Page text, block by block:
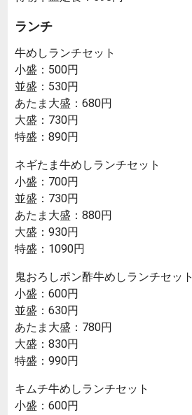
ランチ
牛めしランチセット
小盛：500円
並盛：530円
あたま大盛：680円
大盛：730円
特盛：890円
ネギたま牛めしランチセット
小盛：700円
並盛：730円
あたま大盛：880円
大盛：930円
特盛：1090円
鬼おろしポン酢牛めしランチセット
小盛：600円
並盛：630円
あたま大盛：780円
大盛：830円
特盛：990円
キムチ牛めしランチセット
小盛：600円